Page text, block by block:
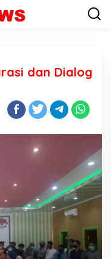
dan Dialog